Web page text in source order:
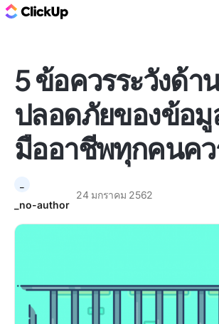
5 ข้อควรระวังด้า
ปลอดภัยของข้อ
มืออาชีพทุกคนค
_no-author
24 มกราคม 2562